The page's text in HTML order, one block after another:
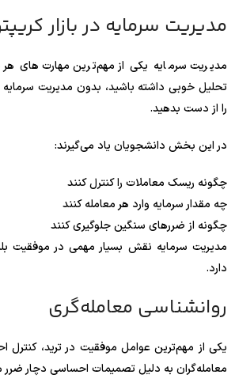
مدیریت سرمایه در بازار
مدیریت سرمایه یکی از مهم‌ترین مهارت‌های هر
تحلیل خوبی داشته باشید، بدون مدیریت
را از دست بدهید.
در این بخش دانشجویان یاد می‌گیرند:
چگونه ریسک معاملات را کنترل کنند
چه مقدار سرمایه وارد هر معامله کنند
چگونه از ضررهای سنگین جلوگیری کنند
مدیریت سرمایه نقش بسیار مهمی در موفقیت
دارد.
روانشناسی معامله‌گری
یکی از مهم‌ترین عوامل موفقیت در ترید، کنترل
معامله‌گران به دلیل تصمیمات احساسی دچار